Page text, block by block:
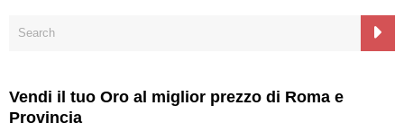
Vendi il tuo Oro al miglior prezzo di Roma e
Provincia